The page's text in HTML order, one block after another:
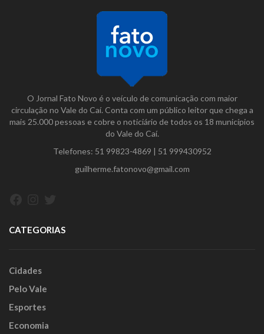
O Jornal Fato Novo é o veículo de comunicação com maior
circulação no Vale do Caí. Conta com um público leitor que chega a
mais 25.000 pessoas e cobre o noticiário de todos os 18 municípios
do Vale do Caí.
Telefones: 51 99823-4869 | 51 999430952
guilherme.fatonovo@gmail.com
CATEGORIAS
Cidades
Pelo Vale
Esportes
Economia